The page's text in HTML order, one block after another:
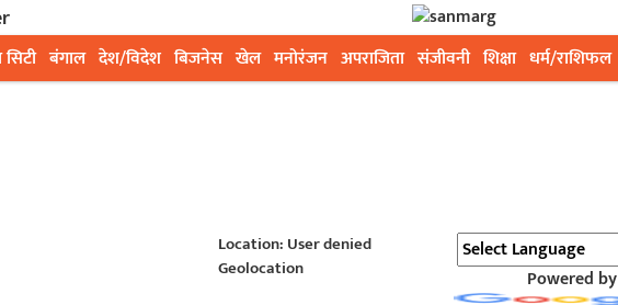
बंगाल देश/विदेश बिजनेस खेल मनोरंजन अपराजिता संजीवनी शिक्षा धर्म/राशिफल
Location: User denied
Geolocation
Powered by